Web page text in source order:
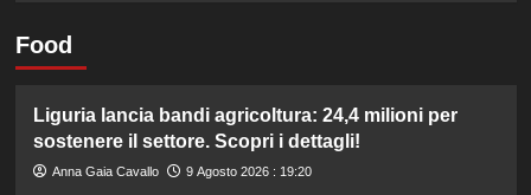
Food
Liguria lancia bandi agricoltura: 24,4 milioni per
sostenere il settore. Scopri i dettagli!
Anna Gaia Cavallo 9 Agosto 2026 : 19:20